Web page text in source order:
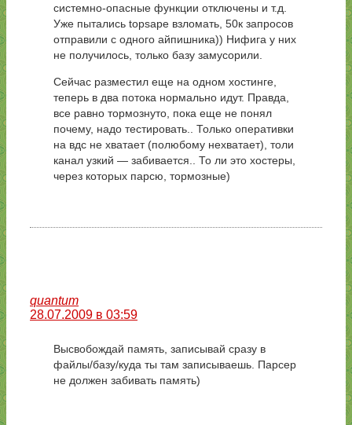
системно-опасные функции отключены и т.д.
Уже пытались topsape взломать, 50к запросов
отправили с одного айпишника)) Нифига у них
не получилось, только базу замусорили.
Сейчас разместил еще на одном хостинге,
теперь в два потока нормально идут. Правда,
все равно тормознуто, пока еще не понял
почему, надо тестировать.. Только оперативки
на вдс не хватает (полюбому нехватает), толи
канал узкий — забивается.. То ли это хостеры,
через которых парсю, тормозные)
quantum
28.07.2009 в 03:59
Высвобождай память, записывай сразу в
файлы/базу/куда ты там записываешь. Парсер
не должен забивать память)